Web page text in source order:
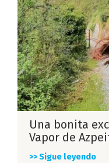
Una bonita
Vapor de
>> Sigue leyendo